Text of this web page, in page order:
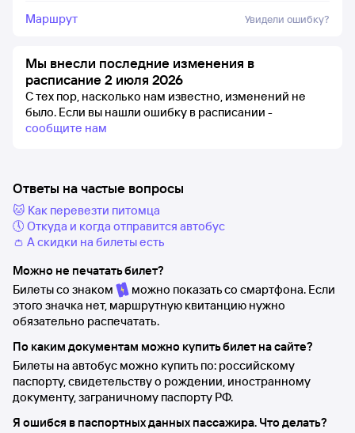
Маршрут Увидели ошибку?
Мы внесли последние изменения в
расписание 2 июля 2026
С тех пор, насколько нам известно, изменений не
было. Если вы нашли ошибку в расписании -
сообщите нам
Ответы на частые вопросы
🐱 Как перевезти питомца
🕔 Откуда и когда отправится автобус
👛 А скидки на билеты есть
Можно не печатать билет?
Билеты со знаком
можно показать со смартфона. Если
этого значка нет, маршрутную квитанцию нужно
обязательно распечатать.
По каким документам можно купить билет на сайте?
Билеты на автобус можно купить по: российскому
паспорту, свидетельству о рождении, иностранному
документу, заграничному паспорту РФ.
Я ошибся в паспортных данных пассажира. Что делать?